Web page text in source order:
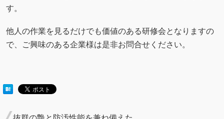
す。
他人の作業を見るだけでも価値のある研修会となりますの
で、ご興味のある企業様は是非お問合せください。